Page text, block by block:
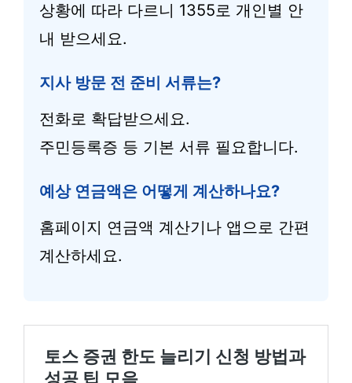
상황에 따라 다르니 1355로 개인별 안
내 받으세요.
지사 방문 전 준비 서류는?
전화로 확답받으세요.
주민등록증 등 기본 서류 필요합니다.
예상 연금액은 어떻게 계산하나요?
홈페이지 연금액 계산기나 앱으로 간편
계산하세요.